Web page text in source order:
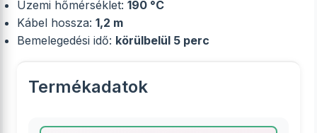
Üzemi hőmérséklet: 190 °C
Kábel hossza: 1,2 m
Bemelegedési idő: körülbelül 5 perc
Termékadatok